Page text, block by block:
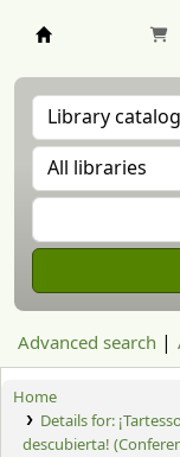
Advanced search
Home
Details for:
descubierta!